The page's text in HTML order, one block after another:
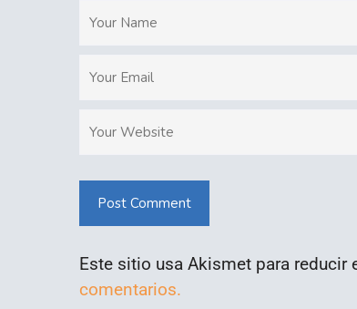
Post Comment
Este sitio usa Akismet para reducir
comentarios.